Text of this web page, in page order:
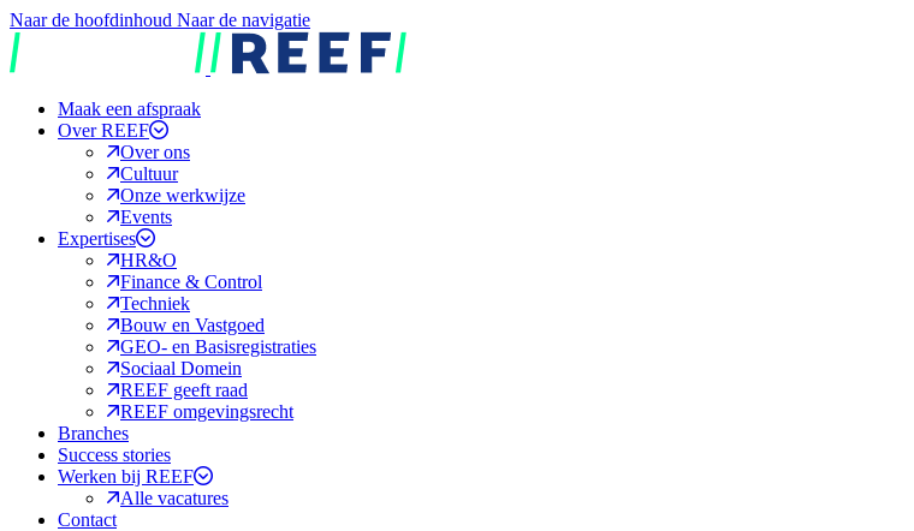
Naar de hoofdinhoud Naar de navigatie
REEF
Maak een afspraak
Over REEF
Over ons
Cultuur
Onze werkwijze
Events
Expertises
HR&O
Finance & Control
Techniek
Bouw en Vastgoed
GEO- en Basisregistraties
Sociaal Domein
REEF geeft raad
REEF omgevingsrecht
Branches
Success stories
Werken bij REEF
Alle vacatures
Contact